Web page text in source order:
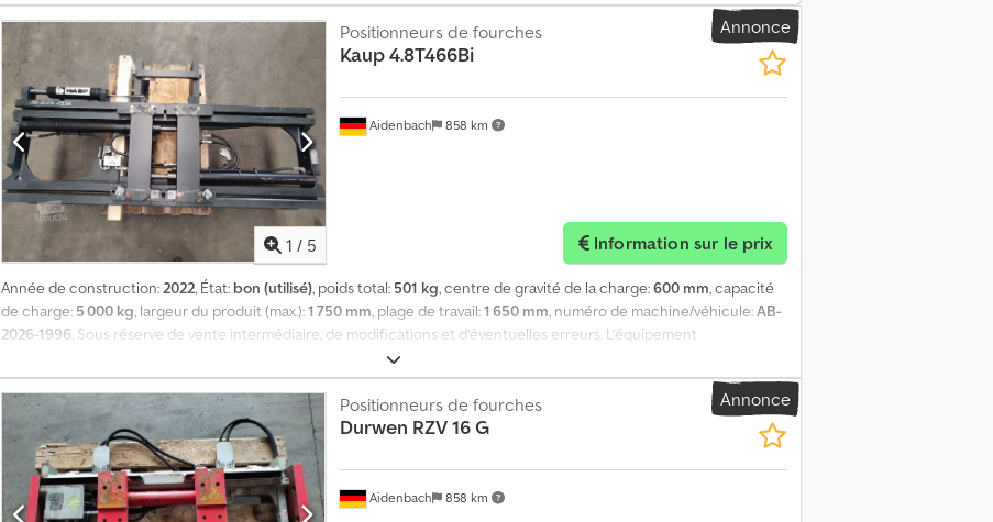
Annonce
1 / 5
Aidenbach 858 km
Positionneurs de fourches
Kaup4.8T466Bi
Information sur le prix
Année de construction:2022, État: bon (utilisé), poids total: 501 kg, centre de gravité de la charge:600 mm, capacité
de charge: 5 000 kg, largeur du produit (max.):1 750 mm, plage de travail:1 650 mm, numéro de machine/véhicule:AB-
2026-1996, Sous réserve de vente intermédiaire, de modifications et d’éventuelles erreurs. L’équipement
supplémentaire est vendu dans son état actuel (largeur d’ouverture : de 250 à 1 650 mm). Dodpezlltqefx Abbjck
Annonce
Aidenbach 858 km
Positionneurs de fourches
Durwen RZV 16 G